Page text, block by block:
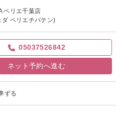
ペリエ千葉店
ペリエチバテン)
05037526842
ネット予約へ進む
ずる